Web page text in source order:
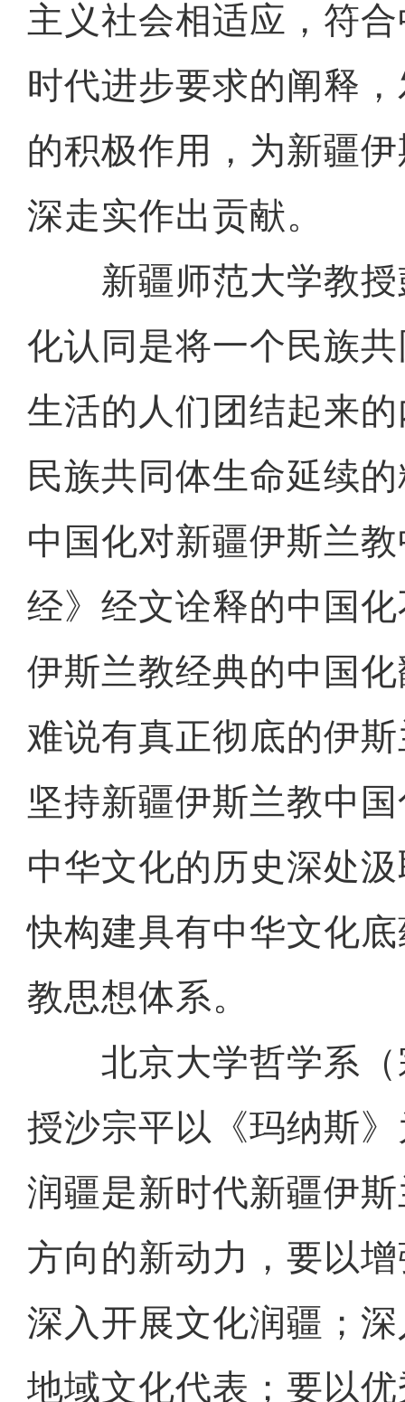
主义社会相适应，符
时代进步要求的阐释
的积极作用，为新疆
深走实作出贡献。
新疆师范大学教授
化认同是将一个民族
生活的人们团结起来
民族共同体生命延续
中国化对新疆伊斯兰
经》经文诠释的中国
伊斯兰教经典的中国
难说有真正彻底的伊
坚持新疆伊斯兰教中
中华文化的历史深处
快构建具有中华文化
教思想体系。
北京大学哲学系（
授沙宗平以《玛纳斯
润疆是新时代新疆伊
方向的新动力，要以
深入开展文化润疆；
地域文化代表；要以